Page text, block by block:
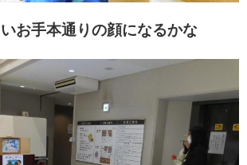
お手本通りの顔になるかな